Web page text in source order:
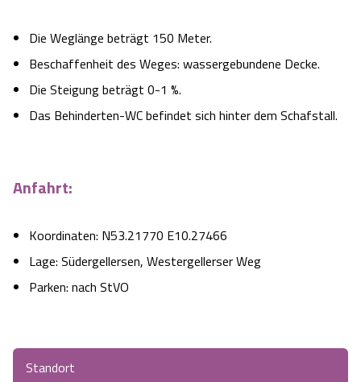
Die Weglänge beträgt 150 Meter.
Beschaffenheit des Weges: wassergebundene Decke.
Die Steigung beträgt 0-1 %.
Das Behinderten-WC befindet sich hinter dem Schafstall.
Anfahrt:
Koordinaten: N53.21770 E10.27466
Lage: Südergellersen, Westergellerser Weg
Parken: nach StVO
Standort